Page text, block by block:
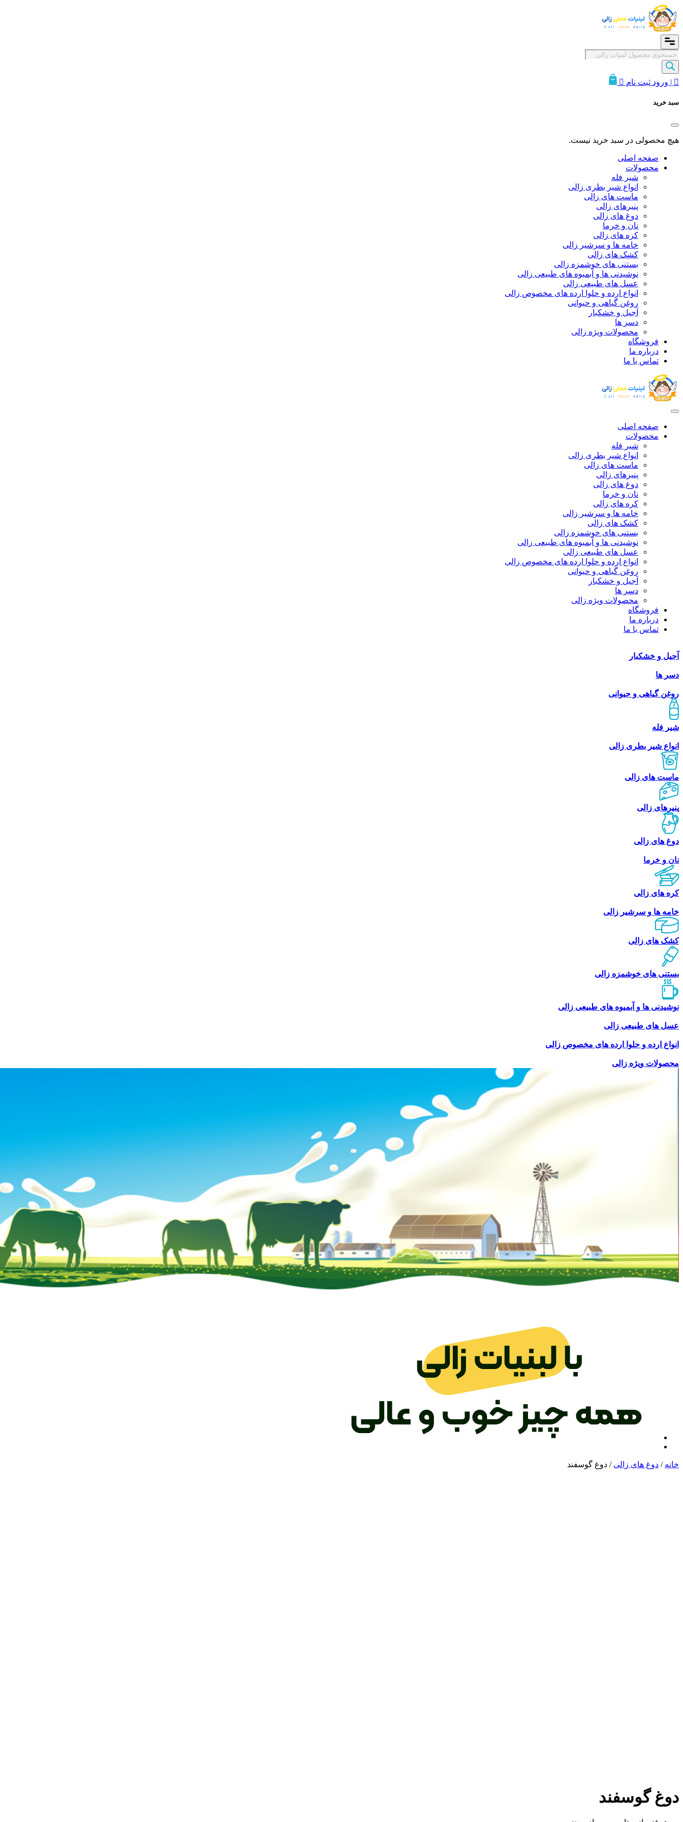
Products
search
 | ورود ثبت نام 
سبد خرید
هیچ محصولی در سبد خرید نیست.
صفحه اصلی
محصولات
شیر فله
انواع شیر بطری زالی
ماست های زالی
پنیرهای زالی
دوغ های زالی
نان و خرما
کره های زالی
خامه ها و سرشیر زالی
کشک های زالی
بستنی های خوشمزه زالی
نوشیدنی ها و آبمیوه های طبیعی زالی
عسل های طبیعی زالی
انواع ارده و حلوا ارده های مخصوص زالی
روغن گیاهی و حیوانی
آجیل و خشکبار
دسر ها
محصولات ویژه زالی
فروشگاه
درباره ما
تماس با ما
صفحه اصلی
محصولات
شیر فله
انواع شیر بطری زالی
ماست های زالی
پنیرهای زالی
دوغ های زالی
نان و خرما
کره های زالی
خامه ها و سرشیر زالی
کشک های زالی
بستنی های خوشمزه زالی
نوشیدنی ها و آبمیوه های طبیعی زالی
عسل های طبیعی زالی
انواع ارده و حلوا ارده های مخصوص زالی
روغن گیاهی و حیوانی
آجیل و خشکبار
دسر ها
محصولات ویژه زالی
فروشگاه
درباره ما
تماس با ما
آجیل و خشکبار
دسر ها
روغن گیاهی و حیوانی
شیر فله
انواع شیر بطری زالی
ماست های زالی
پنیرهای زالی
دوغ های زالی
نان و خرما
کره های زالی
خامه ها و سرشیر زالی
کشک های زالی
بستنی های خوشمزه زالی
نوشیدنی ها و آبمیوه های طبیعی زالی
عسل های طبیعی زالی
انواع ارده و حلوا ارده های مخصوص زالی
محصولات ویژه زالی
خانه / دوغ های زالی / دوغ گوسفند
دوغ گوسفند